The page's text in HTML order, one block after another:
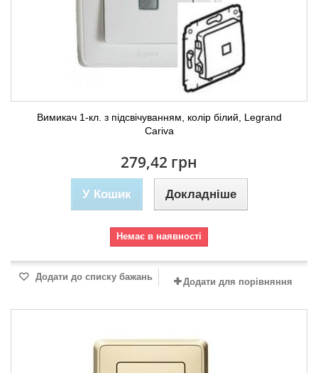
Вимикач 1-кл. з підсвічуванням, колір білий, Legrand
Cariva
279,42 грн
У Кошик Докладніше
Немає в наявності
Додати до списку бажань Додати для порівняння